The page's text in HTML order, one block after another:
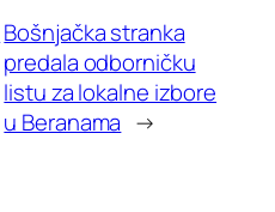
Bošnjačka stranka
predala odborničku
listu za lokalne izbore
u Beranama →